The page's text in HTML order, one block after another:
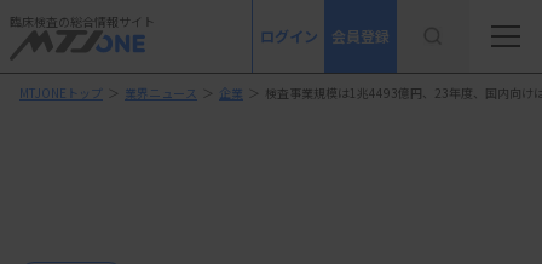
臨床検査の総合情報サイト
ログイン 会員登録
MTJONEトップ ＞ 業界ニュース ＞ 企業 ＞ 検査事業規模は1兆4493億円、23年度、国内向